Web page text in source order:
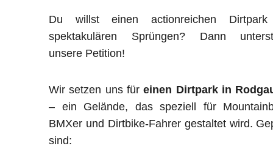
Du willst einen actionreichen
spektakulären Sprüngen? Dann
unsere Petition!
Wir setzen uns füreinen Dirtpark in
– ein Gelände, das speziell für
BMXer und Dirtbike-Fahrer gestaltet wird.
sind: